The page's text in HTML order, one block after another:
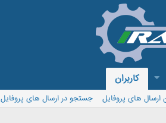
کاربران
ارسال های پروفایل
جستجو در ارسال های پروفایل